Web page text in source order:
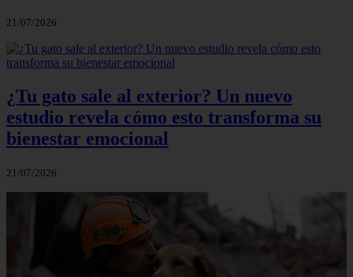
21/07/2026
¿Tu gato sale al exterior? Un nuevo
estudio revela cómo esto transforma su
bienestar emocional
21/07/2026